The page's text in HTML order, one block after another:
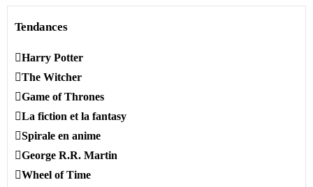
Tendances
Harry Potter
The Witcher
Game of Thrones
La fiction et la fantasy
Spirale en anime
George R.R. Martin
Wheel of Time